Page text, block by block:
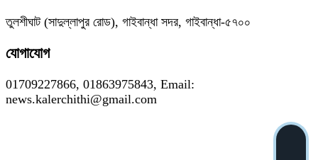
তুলশীঘাট (সাদুল্লাপুর রোড), গাইবান্ধা সদর, গাইবান্ধা-৫৭০০
যোগাযোগ
01709227866, 01863975843, Email:
news.kalerchithi@gmail.com